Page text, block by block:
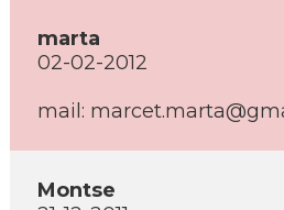
marta
02-02-2012
mail:
Montse